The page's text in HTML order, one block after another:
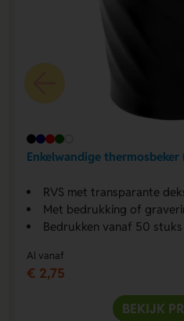
Enkelwandige thermosbeker
RVS met transparante
Met bedrukking of
Bedrukken vanaf 50 stuks
Al vanaf
€ 2,75
BEKIJK